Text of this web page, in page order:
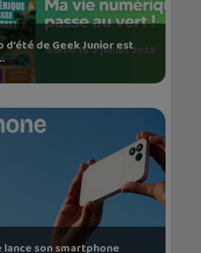
d’été de Geek Junior est
lance son smartphone